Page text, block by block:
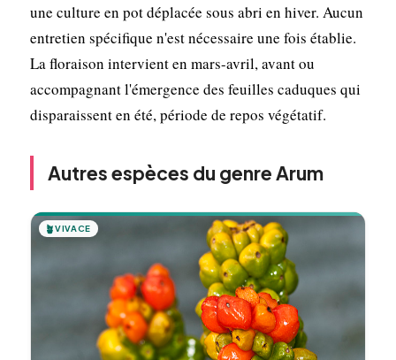
une culture en pot déplacée sous abri en hiver. Aucun
entretien spécifique n'est nécessaire une fois établie.
La floraison intervient en mars-avril, avant ou
accompagnant l'émergence des feuilles caduques qui
disparaissent en été, période de repos végétatif.
Autres espèces du genre Arum
🪴VIVACE